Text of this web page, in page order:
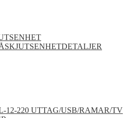
12-220 UTTAG/USB/RAMAR/TV